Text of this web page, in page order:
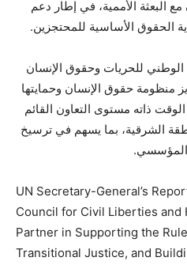
البعثة الأممية، في إطار دعم
الحقوق الأساسية للمحتجزين.
للحريات وحقوق الإنسان
منظومة حقوق الإنسان وحمايتها
ذاته مستوى التعاون القائم
الشرقية، بما يسهم في ترسيخ
المؤسسي.
UN Secretary-General’s
Council for Civil Liberties and
Partner in Supporting the
Transitional Justice, and